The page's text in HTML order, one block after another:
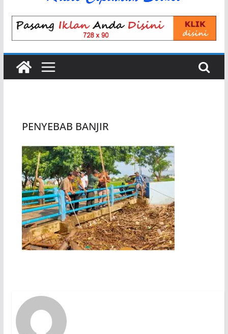
PENYEBAB BANJIR